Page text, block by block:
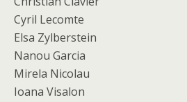
Cyril Lecomte
Elsa Zylberstein
Nanou Garcia
Mirela Nicolau
Ioana Visalon